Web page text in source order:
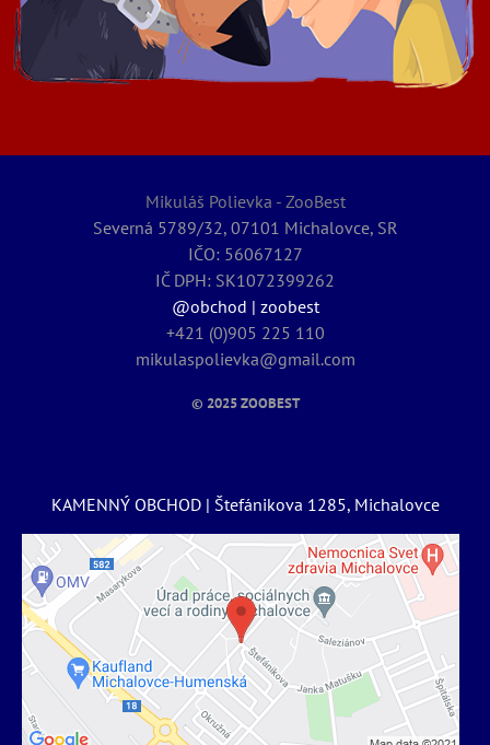
Mikuláš Polievka - ZooBest
Severná 5789/32, 07101 Michalovce, SR
IČO: 56067127
IČ DPH: SK1072399262
@obchod | zoobest
+421 (0)905 225 110
mikulaspolievka@gmail.com
© 2025ZOOBEST
KAMENNÝ OBCHOD | Štefánikova 1285, Michalovce